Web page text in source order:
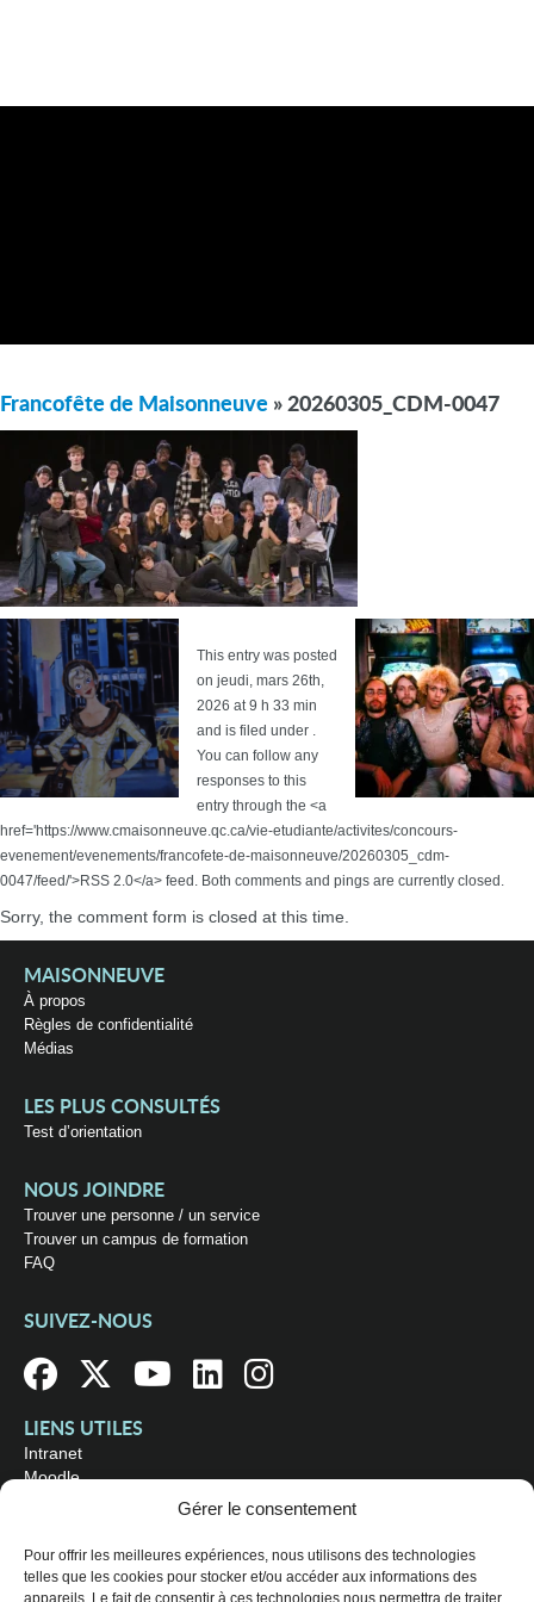
Gérer le consentement
Pour offrir les meilleures expériences, nous utilisons des technologies
telles que les cookies pour stocker et/ou accéder aux informations des
appareils. Le fait de consentir à ces technologies nous permettra de traiter
Francofête de Maisonneuve » 20260305_CDM-0047
This entry was posted
on jeudi, mars 26th,
2026 at 9 h 33 min
and is filed under .
You can follow any
responses to this
entry through the <a
href='https://www.cmaisonneuve.qc.ca/vie-etudiante/activites/concours-
evenement/evenements/francofete-de-maisonneuve/20260305_cdm-
0047/feed/'>RSS 2.0</a> feed. Both comments and pings are currently closed.
Sorry, the comment form is closed at this time.
MAISONNEUVE
À propos
Règles de confidentialité
Médias
LES PLUS CONSULTÉS
Test d’orientation
NOUS JOINDRE
Trouver une personne / un service
Trouver un campus de formation
FAQ
SUIVEZ-NOUS
LIENS UTILES
Intranet
Moodle
OÙ NOUS TROUVER